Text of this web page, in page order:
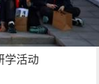
学活动